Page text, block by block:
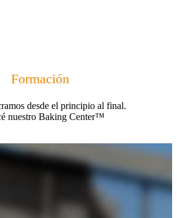
Formación
desde el principio al final.
nuestro Baking Center™